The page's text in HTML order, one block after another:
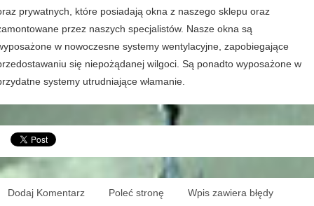
prywatnych, które posiadają okna z naszego sklepu oraz
przez naszych specjalistów. Nasze okna są
w nowoczesne systemy wentylacyjne, zapobiegające
się niepożądanej wilgoci. Są ponadto wyposażone w
systemy utrudniające włamanie.
Dodaj Komentarz Poleć stronę Wpis zawiera błędy